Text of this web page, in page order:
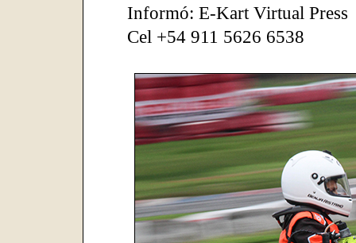
Informó: E-Kart Virtual Press
Cel +54 911 5626 6538